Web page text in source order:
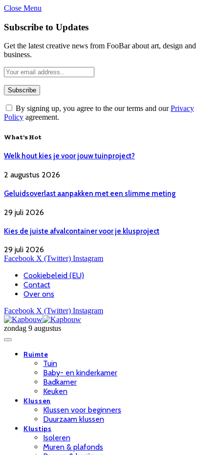
Close Menu
Subscribe to Updates
Get the latest creative news from FooBar about art, design and
business.
By signing up, you agree to the our terms and ourPrivacy
Policy agreement.
What's Hot
Welk hout kies je voor jouw tuinproject?
2 augustus 2026
Geluidsoverlast aanpakken met een slimme meting
29 juli 2026
Kies de juiste afvalcontainer voor je klusproject
29 juli 2026
Facebook X (Twitter) Instagram
Cookiebeleid (EU)
Contact
Over ons
Facebook X (Twitter) Instagram
zondag 9 augustus
Ruimte
Tuin
Baby- en kinderkamer
Badkamer
Keuken
Klussen
Klussen voor beginners
Duurzaam klussen
Klustips
Isoleren
Muren & plafonds